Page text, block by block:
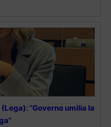
“Governo umilia la